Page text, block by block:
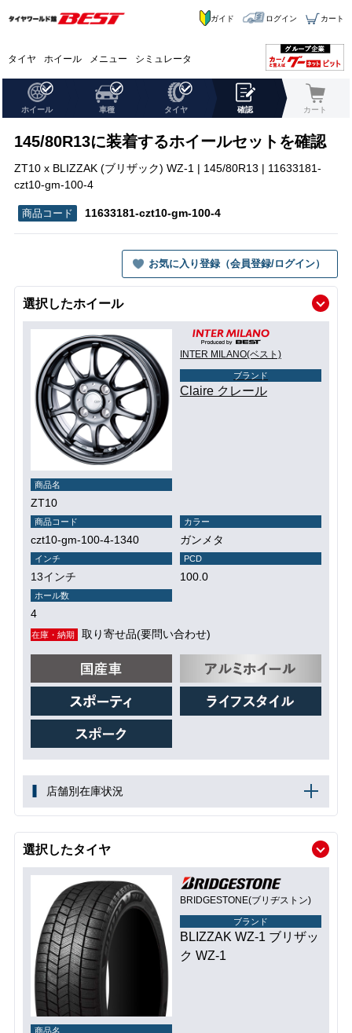
タイヤ ホイール メニュー シミュレータ
ガイド ログイン カート
ホイール 車種 タイヤ 確認 カート
145/80R13に装着するホイールセットを確認
ZT10 x BLIZZAK (ブリザック) WZ-1 | 145/80R13 | 11633181-
czt10-gm-100-4
11633181-czt10-gm-100-4
お気に入り登録（会員登録/ログイン）
選択したホイール
INTER MILANO(ベスト)
ブランド
Claire クレール
商品名
ZT10
商品コード
czt10-gm-100-4-1340
カラー
ガンメタ
インチ
13インチ
PCD
100.0
ホール数
4
在庫・納期 取り寄せ品(要問い合わせ)
店舗別在庫状況
選択したタイヤ
BRIDGESTONE(ブリヂストン)
ブランド
BLIZZAK WZ-1 ブリザッ
ク WZ-1
商品名